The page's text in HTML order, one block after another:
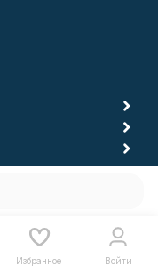
Избранное Войти